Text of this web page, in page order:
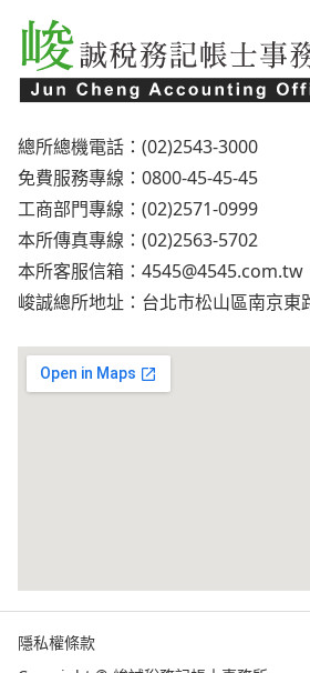
總所總機電話：(02)2543-3000
免費服務專線：0800-45-45-45
工商部門專線：(02)2571-0999
本所傳真專線：(02)2563-5702
本所客服信箱： 4545@4545.com.tw
峻誠總所地址：台北市松山區南京東
隱私權條款